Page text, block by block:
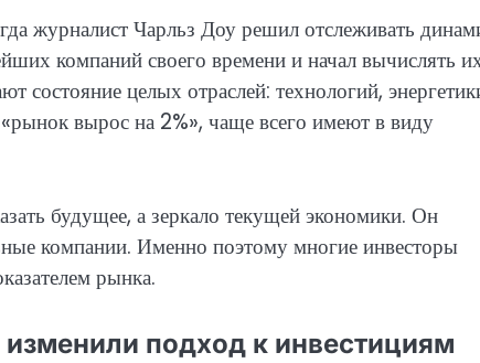
журналист Чарльз Доу решил отслеживать
компаний своего времени и начал вычислять
целых отраслей: технологий,
вырос на 2%», чаще всего имеют в виду
будущее, а зеркало текущей экономики. Он
компании. Именно поэтому многие инвесторы
рынка.
подход к инвестициям